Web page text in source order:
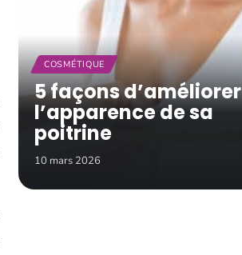
COSMÉTIQUE
5 façons d’améliorer
l’apparence de sa
poitrine
10 mars 2026